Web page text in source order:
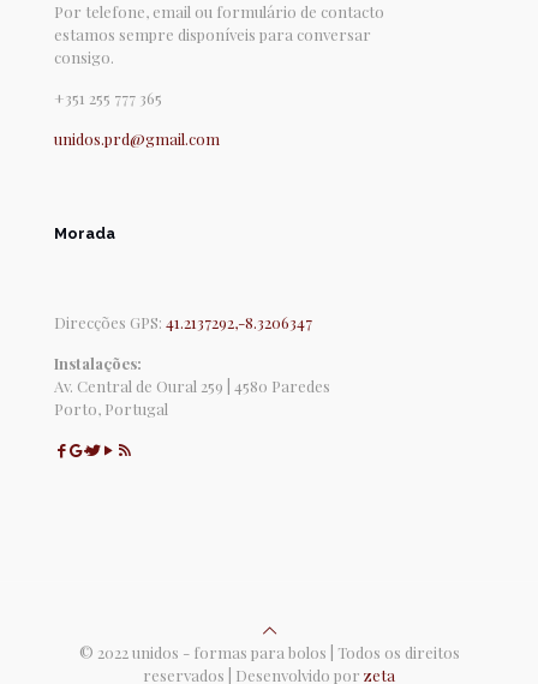
Por telefone, email ou formulário de contacto
estamos sempre disponíveis para conversar
consigo.
+351 255 777 365
unidos.prd@gmail.com
Morada
Direcções GPS: 41.2137292,-8.3206347
Instalações:
Av. Central de Oural 259 | 4580 Paredes
Porto, Portugal
© 2022 unidos - formas para bolos | Todos os direitos
reservados | Desenvolvido por zeta